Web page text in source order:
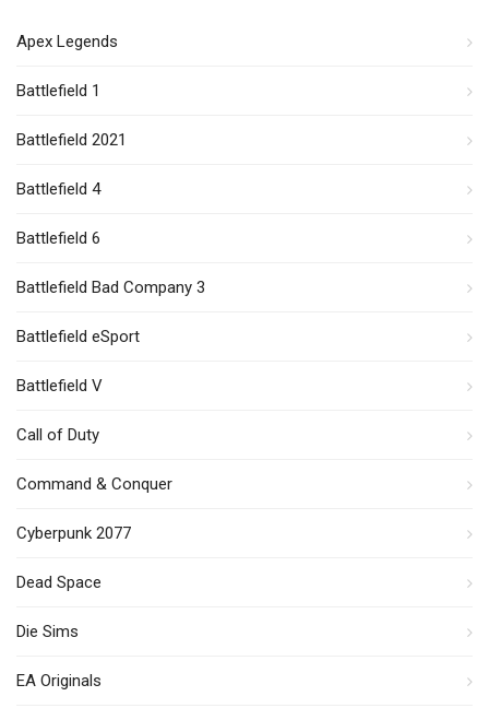
Apex Legends
Battlefield 1
Battlefield 2021
Battlefield 4
Battlefield 6
Battlefield Bad Company 3
Battlefield eSport
Battlefield V
Call of Duty
Command & Conquer
Cyberpunk 2077
Dead Space
Die Sims
EA Originals